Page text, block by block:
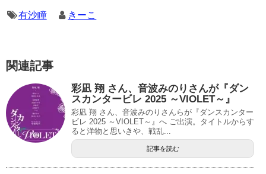
有沙瞳 きーこ
関連記事
彩凪 翔 さん、音波みのりさんが『ダン
スカンタービレ 2025 ～VIOLET～』
彩凪 翔 さん、音波みのりさんらが『ダンスカンター
ビレ 2025 ～VIOLET～』へ ご出演。タイトルからす
ると洋物と思いきや、戦乱...
記事を読む